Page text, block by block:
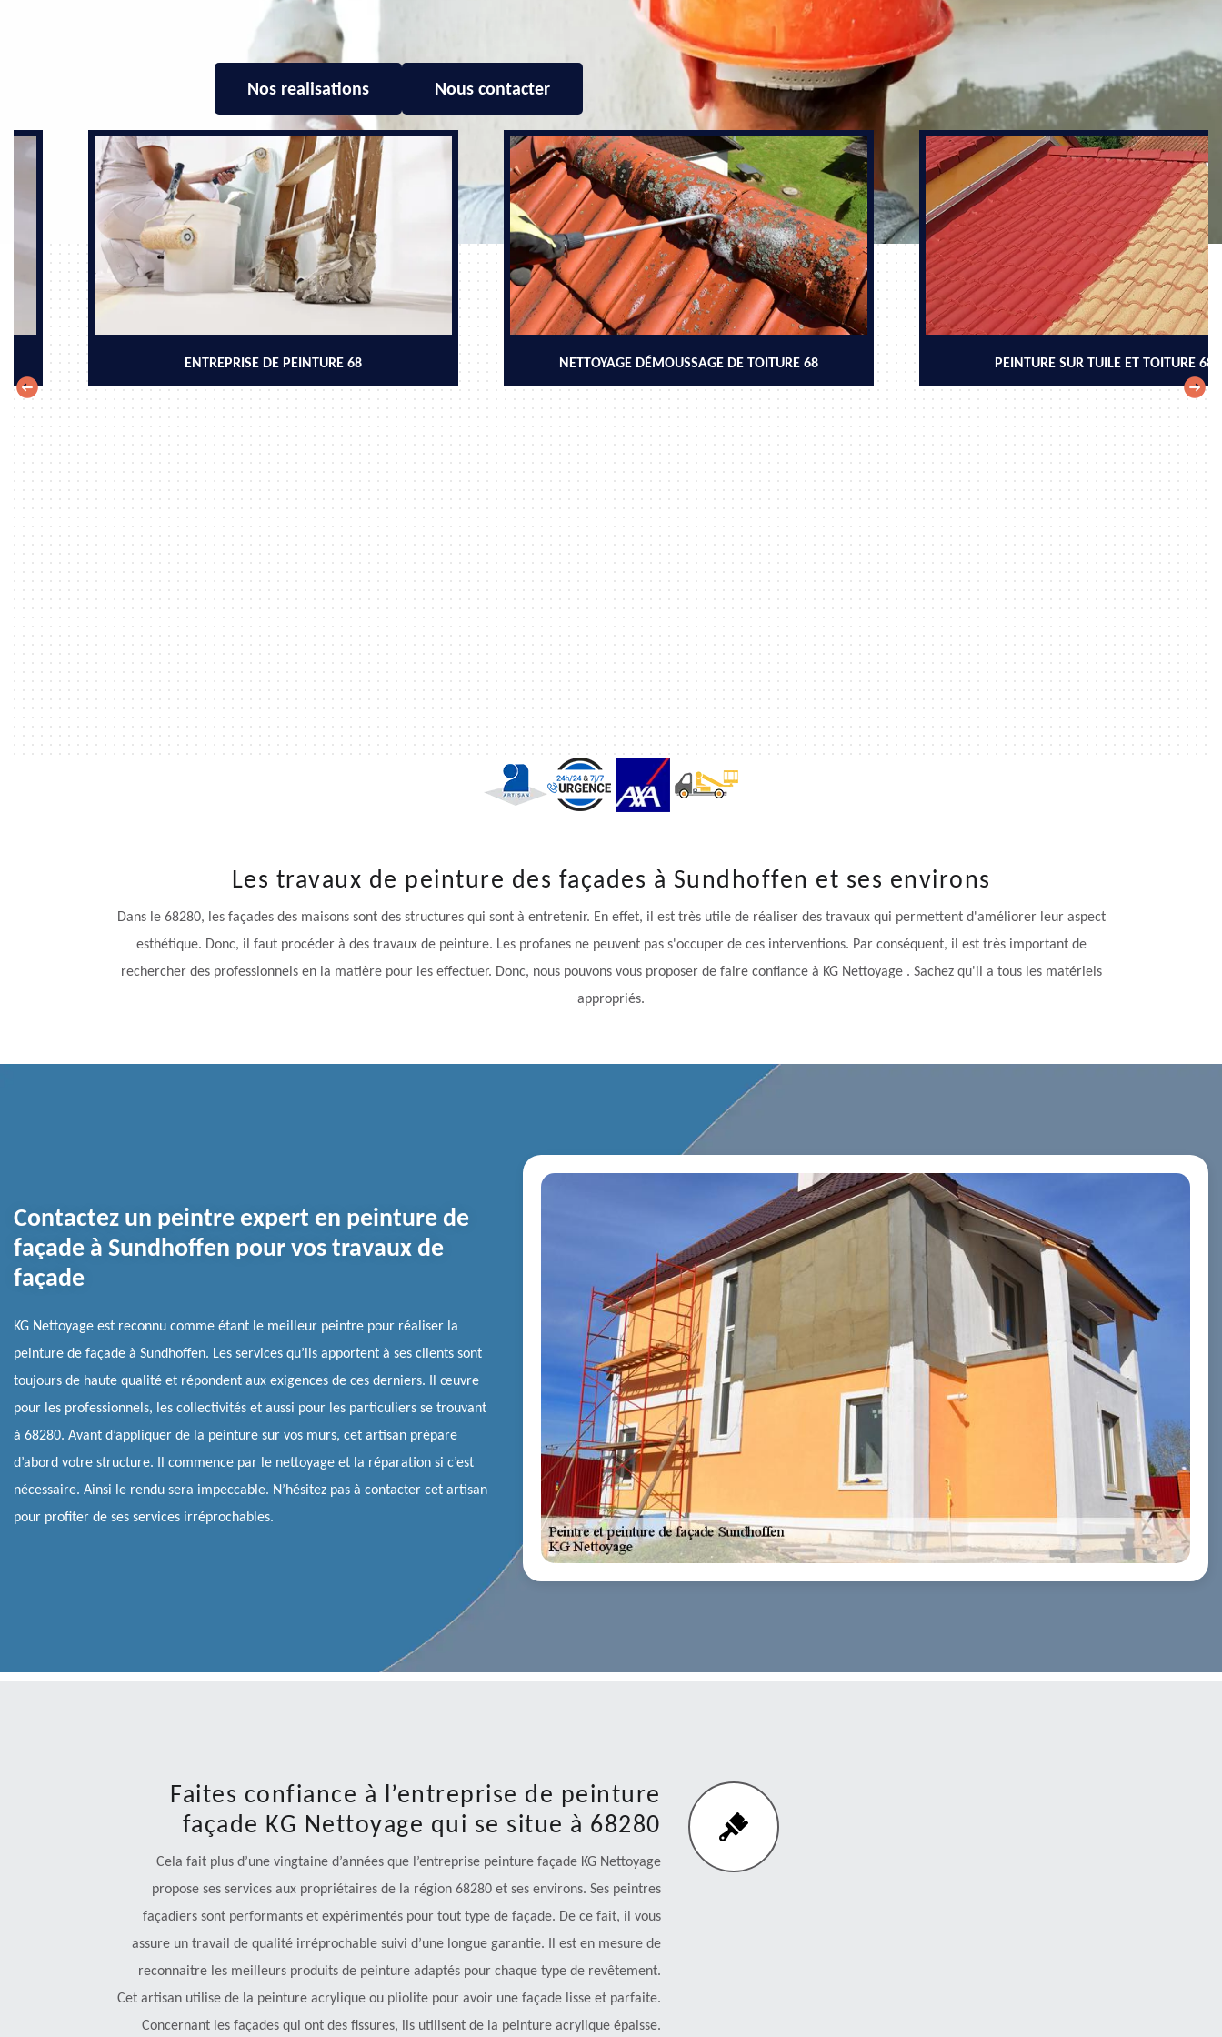
Nos realisations Nous contacter
ENTREPRISE DE PEINTURE 68 NETTOYAGE DÉMOUSSAGE DE TOITURE 68 PEINTURE SUR TUILE ET TOITURE 68
Les travaux de peinture des façades à Sundhoffen et ses environs
Dans le 68280, les façades des maisons sont des structures qui sont à entretenir. En effet, il est très utile de réaliser des travaux qui permettent d'améliorer leur aspect
esthétique. Donc, il faut procéder à des travaux de peinture. Les profanes ne peuvent pas s'occuper de ces interventions. Par conséquent, il est très important de
rechercher des professionnels en la matière pour les effectuer. Donc, nous pouvons vous proposer de faire confiance à KG Nettoyage . Sachez qu'il a tous les matériels
appropriés.
Contactez un peintre expert en peinture de
façade à Sundhoffen pour vos travaux de
façade
KG Nettoyage est reconnu comme étant le meilleur peintre pour réaliser la
peinture de façade à Sundhoffen. Les services qu’ils apportent à ses clients sont
toujours de haute qualité et répondent aux exigences de ces derniers. Il œuvre
pour les professionnels, les collectivités et aussi pour les particuliers se trouvant
à 68280. Avant d’appliquer de la peinture sur vos murs, cet artisan prépare
d’abord votre structure. Il commence par le nettoyage et la réparation si c’est
nécessaire. Ainsi le rendu sera impeccable. N’hésitez pas à contacter cet artisan
pour profiter de ses services irréprochables.
Faites confiance à l’entreprise de peinture
façade KG Nettoyage qui se situe à 68280
Cela fait plus d’une vingtaine d’années que l’entreprise peinture façade KG Nettoyage
propose ses services aux propriétaires de la région 68280 et ses environs. Ses peintres
façadiers sont performants et expérimentés pour tout type de façade. De ce fait, il vous
assure un travail de qualité irréprochable suivi d’une longue garantie. Il est en mesure de
reconnaitre les meilleurs produits de peinture adaptés pour chaque type de revêtement.
Cet artisan utilise de la peinture acrylique ou pliolite pour avoir une façade lisse et parfaite.
Concernant les façades qui ont des fissures, ils utilisent de la peinture acrylique épaisse.